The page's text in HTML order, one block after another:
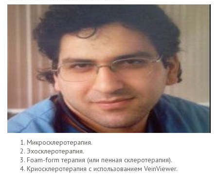
Микросклеротерапия.
Эхосклеротерапия.
Foam-form терапия (или пенная склеротерапия).
Криосклеротерапия с использованием VeinViewer.